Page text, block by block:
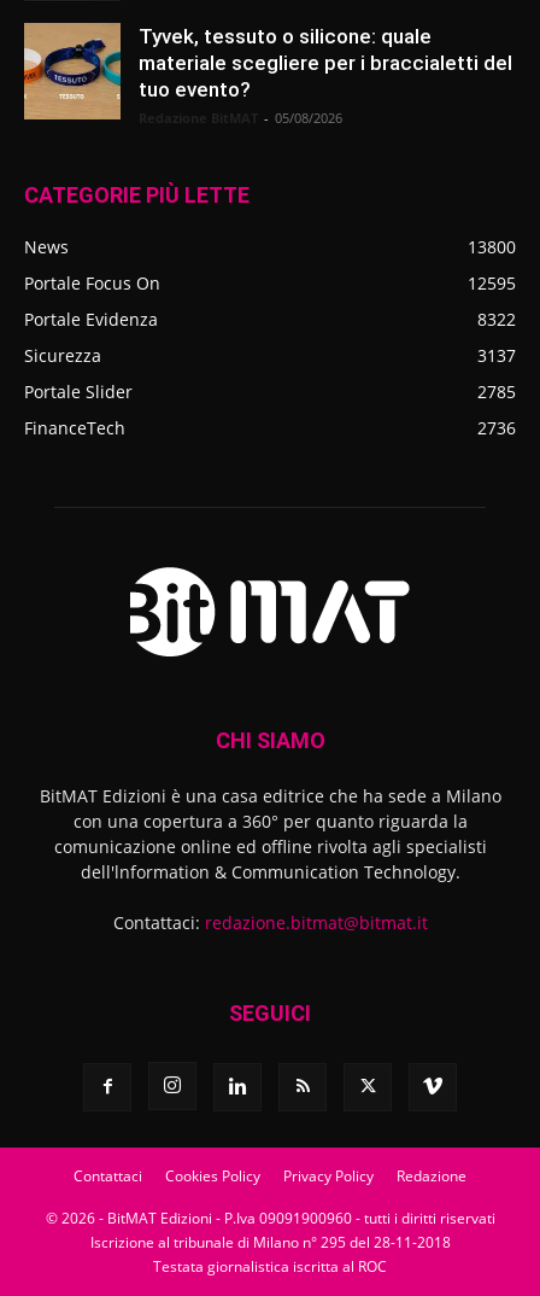
Tyvek, tessuto o silicone: quale
materiale scegliere per i braccialetti del
tuo evento?
- 05/08/2026
CATEGORIE PIÙ LETTE
News
13800
Portale Focus On
12595
Portale Evidenza
8322
Sicurezza
3137
Portale Slider
2785
FinanceTech
2736
CHI SIAMO
BitMAT Edizioni è una casa editrice che ha sede a Milano
con una copertura a 360° per quanto riguarda la
comunicazione online ed offline rivolta agli specialisti
dell'lnformation & Communication Technology.
Contattaci: redazione.bitmat@bitmat.it
SEGUICI
Contattaci Cookies Policy Privacy Policy Redazione
© 2026 - BitMAT Edizioni - P.Iva 09091900960 - tutti i diritti riservati
Iscrizione al tribunale di Milano n° 295 del 28-11-2018
Testata giornalistica iscritta al ROC